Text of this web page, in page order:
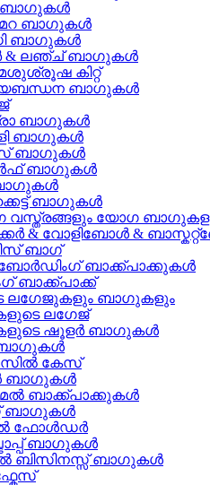
ബാഗുകൾ
ബാഗുകൾ
ബാഗുകൾ
& ലഞ്ച് ബാഗുകൾ
കിറ്റ്
ബാഗുകൾ
ബാഗുകൾ
ബാഗുകൾ
ബാഗുകൾ
ബാഗുകൾ
ബാഗുകൾ
വസ്ത്രങ്ങളും യോഗ
& വോളിബോൾ &
ബാഗ്
ബാക്ക്പാക്കുകൾ
ബാക്ക്പാക്ക്
ലഗേജുകളും ബാഗുകളും
ലഗേജ്
ഷൂളർ ബാഗുകൾ
ബാഗുകൾ
കേസ്
ബാഗുകൾ
ബാക്ക്പാക്കുകൾ
ബാഗുകൾ
ഫോൾഡർ
ബാഗുകൾ
ബിസിനസ്സ് ബാഗുകൾ